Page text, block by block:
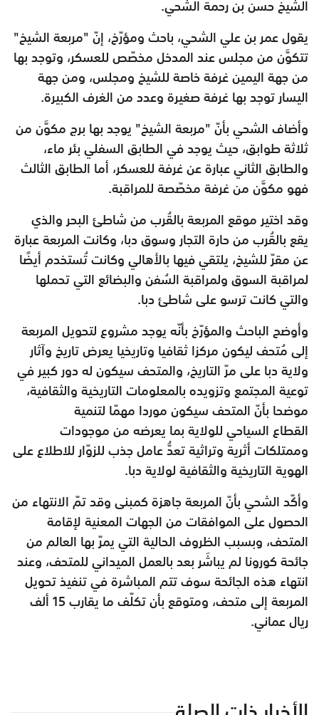
الشيخ حسن بن رحمة الشحي.
يقول عمر بن علي الشحي، باحث ومؤرّخ، إنّ "مربعة الشيخ"
تتكوَّن منمجلس عند المدخل مخصّص للعسكر، وتوجد بها
من جهة اليمين غرفةخاصة للشيخ ومجلس، ومن جهة
اليسار توجد بها غرفة صغيرة وعدد منالغرف الكبيرة.
وأضاف الشحي بأنّ "مربعة الشيخ" يوجد بها برج مكوَّن من
ثلاثة طوابق،حيث يوجد في الطابق السفلي بئر ماء،
والطابق الثاني عبارة عن غرفةللعسكر، أما الطابق الثالث
فهو مكوَّن من غرفة مخصّصة للمراقبة.
وقد اختير موقع المربعة بالقُرب من شاطئ البحر والذي
يقع بالقُرب منحارة التجار وسوق دبا، وكانت المربعة عبارة
عن مقرّ للشيخ، يلتقي فيها بالأهالي وكانت تُستخدم أيضًا
لمراقبة السوق ولمراقبة السُفن والبضائع التيتحملها
والتي كانت ترسو على شاطئ دبا.
وأوضح الباحث والمؤرّخ بأنّه يوجد مشروع لتحويل المربعة
إلى مُتحفليكون مركزا ثقافيا وتاريخيا يعرض تاريخ وآثار
ولاية دبا على مرّ التاريخ، والمتحف سيكون له دور كبير في
توعية المجتمع وتزويده بالمعلوماتالتاريخية والثقافية،
موضحا بأنّ المتحف سيكون موردا مهمّا لتنمية
القطاعالسياحي للولاية بما يعرضه من موجودات
وممتلكات أثرية وتراثية تعدُّعامل جذب للزوّار للاطلاع على
الهوية التاريخية والثقافية لولاية دبا.
وأكّد الشحي بأنّ المربعة جاهزة كمبنى وقد تمّ الانتهاء من
الحصول علىالموافقات من الجهات المعنية لإقامة
المتحف، وبسبب الظروف الحالية التييمرّ بها العالم من
جائحة كورونا لم يباشَر بعد بالعمل الميداني للمتحف، وعند
انتهاء هذه الجائحة سوف تتم المباشرة في تنفيذ تحويل
المربعة إلى
متحف، ومتوقع بأن تكلّف ما يقارب 15 ألف
ريال عماني.